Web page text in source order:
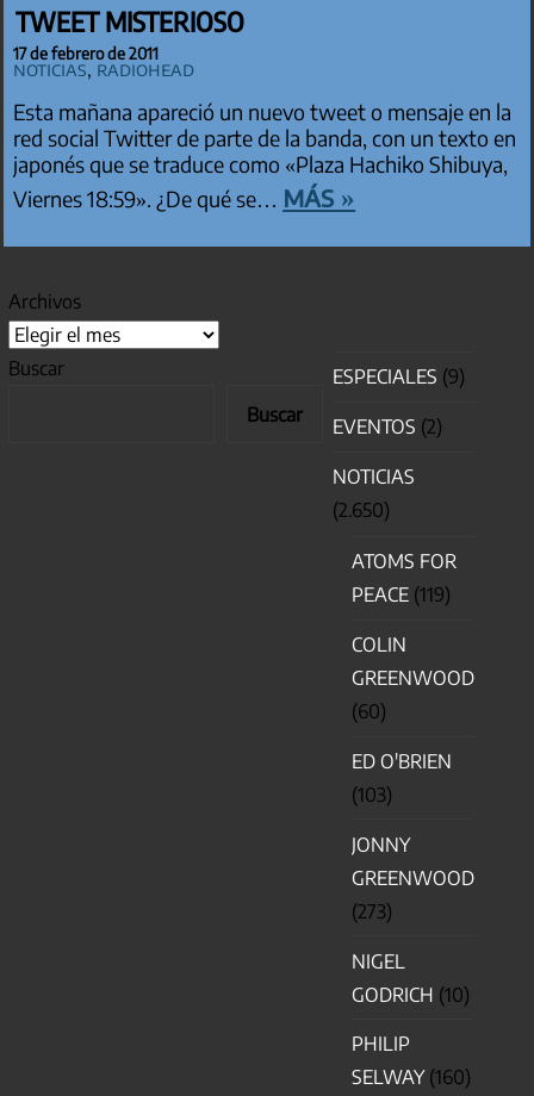
TWEET MISTERIOSO
17 de febrero de 2011
Noticias, Radiohead
Esta mañana apareció un nuevo tweet o mensaje en la
red social Twitter de parte de la banda, con un texto en
japonés que se traduce como «Plaza Hachiko Shibuya,
Viernes 18:59». ¿De qué se… más »
Archivos
Buscar
Buscar
ESPECIALES (9)
EVENTOS (2)
NOTICIAS
(2.650)
ATOMS FOR
PEACE (119)
COLIN
GREENWOOD
(60)
ED O'BRIEN
(103)
JONNY
GREENWOOD
(273)
NIGEL
GODRICH (10)
PHILIP
SELWAY(160)